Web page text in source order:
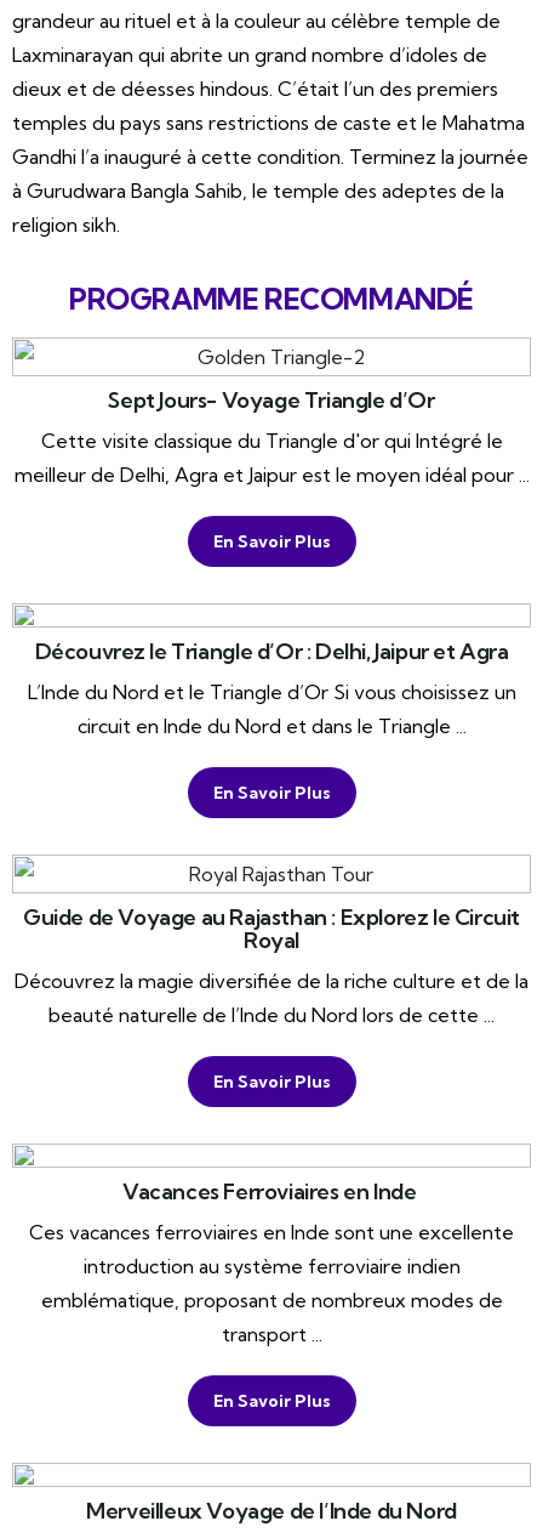
grandeur au rituel et à la couleur au célèbre temple de
Laxminarayan qui abrite un grand nombre d’idoles de
dieux et de déesses hindous. C’était l’un des premiers
temples du pays sans restrictions de caste et le Mahatma
Gandhi l’a inauguré à cette condition. Terminez la journée
à Gurudwara Bangla Sahib, le temple des adeptes de la
religion sikh.
PROGRAMME RECOMMANDÉ
Sept Jours- Voyage Triangle d’Or
Cette visite classique du Triangle d'or qui Intégré le
meilleur de Delhi, Agra et Jaipur est le moyen idéal pour ...
En Savoir Plus
Découvrez le Triangle d’Or : Delhi, Jaipur et Agra
L’Inde du Nord et le Triangle d’Or Si vous choisissez un
circuit en Inde du Nord et dans le Triangle ...
En Savoir Plus
Guide de Voyage au Rajasthan : Explorez le Circuit
Royal
Découvrez la magie diversifiée de la riche culture et de la
beauté naturelle de l’Inde du Nord lors de cette ...
En Savoir Plus
Vacances Ferroviaires en Inde
Ces vacances ferroviaires en Inde sont une excellente
introduction au système ferroviaire indien
emblématique, proposant de nombreux modes de
transport ...
En Savoir Plus
Merveilleux Voyage de l’Inde du Nord